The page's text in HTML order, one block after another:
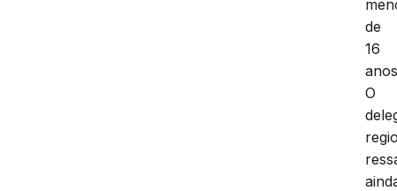
de
16
O